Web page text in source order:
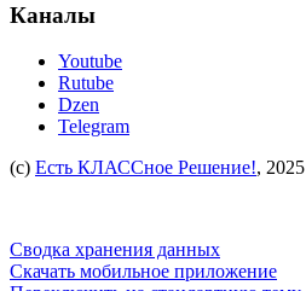
Каналы
Youtube
Rutube
Dzen
Telegram
(c) Есть КЛАССное Решение!, 2025
Сводка хранения данных
Скачать мобильное приложение